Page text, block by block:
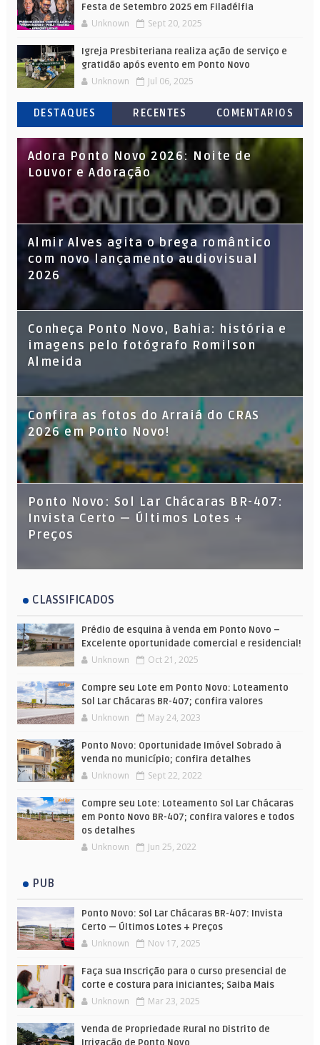
Festa de Setembro 2025 em Filadélfia
Unknown Sept 20, 2025
Igreja Presbiteriana realiza ação de serviço e
gratidão após evento em Ponto Novo
Unknown Jul 06, 2025
DESTAQUES RECENTES COMENTARIOS
Adora Ponto Novo 2026: Noite de
Louvor e Adoração
Almir Alves agita o brega romântico
com novo lançamento audiovisual
2026
Conheça Ponto Novo, Bahia: história e
imagens pelo fotógrafo Romilson
Almeida
Confira as fotos do Arraiá do CRAS
2026 em Ponto Novo!
Ponto Novo: Sol Lar Chácaras BR-407:
Invista Certo — Últimos Lotes +
Preços
CLASSIFICADOS
Prédio de esquina à venda em Ponto Novo –
Excelente oportunidade comercial e residencial!
Unknown Oct 21, 2025
Compre seu Lote em Ponto Novo: Loteamento
Sol Lar Chácaras BR-407; confira valores
Unknown May 24, 2023
Ponto Novo: Oportunidade Imóvel Sobrado à
venda no município; confira detalhes
Unknown Sept 22, 2022
Compre seu Lote: Loteamento Sol Lar Chácaras
em Ponto Novo BR-407; confira valores e todos
os detalhes
Unknown Jun 25, 2022
PUB
Ponto Novo: Sol Lar Chácaras BR-407: Invista
Certo — Últimos Lotes + Preços
Unknown Nov 17, 2025
Faça sua Inscrição para o curso presencial de
corte e costura para iniciantes; Saiba Mais
Unknown Mar 23, 2025
Venda de Propriedade Rural no Distrito de